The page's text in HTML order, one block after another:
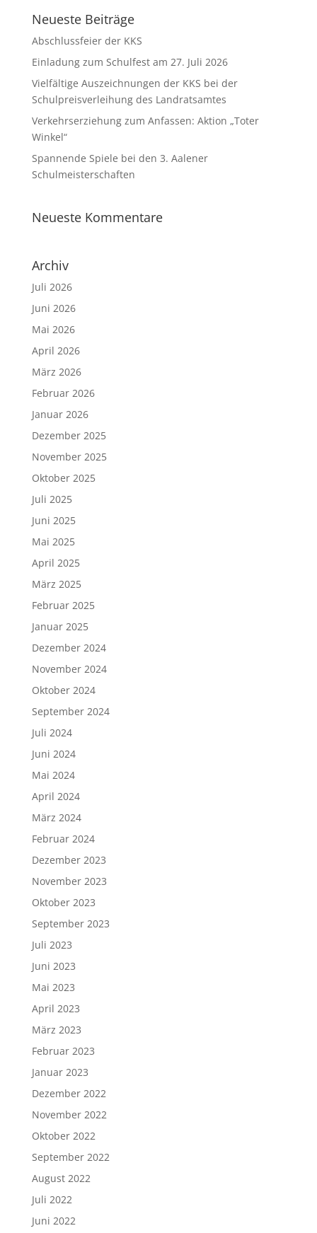
Neueste Beiträge
Abschlussfeier der KKS
Einladung zum Schulfest am 27. Juli 2026
Vielfältige Auszeichnungen der KKS bei der
Schulpreisverleihung des Landratsamtes
Verkehrserziehung zum Anfassen: Aktion „Toter
Winkel“
Spannende Spiele bei den 3. Aalener
Schulmeisterschaften
Neueste Kommentare
Archiv
Juli 2026
Juni 2026
Mai 2026
April 2026
März 2026
Februar 2026
Januar 2026
Dezember 2025
November 2025
Oktober 2025
Juli 2025
Juni 2025
Mai 2025
April 2025
März 2025
Februar 2025
Januar 2025
Dezember 2024
November 2024
Oktober 2024
September 2024
Juli 2024
Juni 2024
Mai 2024
April 2024
März 2024
Februar 2024
Dezember 2023
November 2023
Oktober 2023
September 2023
Juli 2023
Juni 2023
Mai 2023
April 2023
März 2023
Februar 2023
Januar 2023
Dezember 2022
November 2022
Oktober 2022
September 2022
August 2022
Juli 2022
Juni 2022